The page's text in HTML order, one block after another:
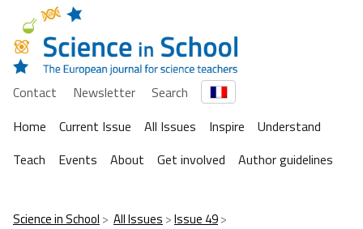
Contact Newsletter
Search
Home
Current Issue All Issues Inspire
Understand
Teach
Events About Get involved Author guidelines
Science in School All Issues Issue 49